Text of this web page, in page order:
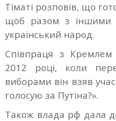
Тіматі розповів, що
щоб разом з іншими
український народ.
Співпраця з Кремлем
2012 році, коли
виборами він взяв
голосую за Путіна?».
Також влада рф дала